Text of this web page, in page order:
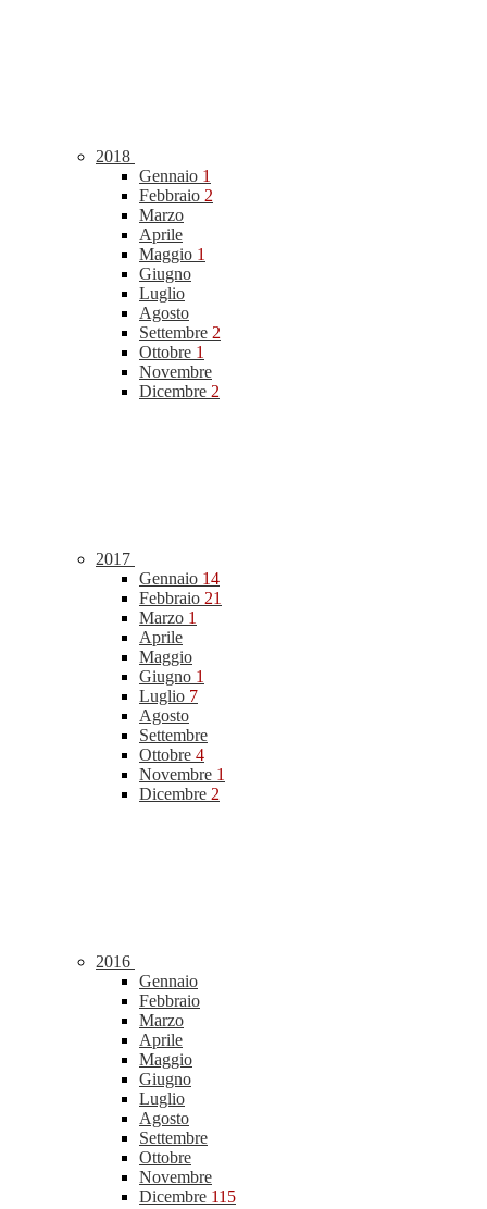
2018
Gennaio 1
Febbraio 2
Marzo
Aprile
Maggio 1
Giugno
Luglio
Agosto
Settembre 2
Ottobre 1
Novembre
Dicembre 2
2017
Gennaio 14
Febbraio 21
Marzo 1
Aprile
Maggio
Giugno 1
Luglio 7
Agosto
Settembre
Ottobre 4
Novembre 1
Dicembre 2
2016
Gennaio
Febbraio
Marzo
Aprile
Maggio
Giugno
Luglio
Agosto
Settembre
Ottobre
Novembre
Dicembre 115